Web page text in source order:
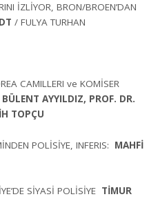
İZLİYOR, BRON/BROEN’DAN
/ FULYA TURHAN
CAMILLERI ve KOMİSER
AYYILDIZ, PROF. DR.
TOPÇU
POLİSİYE, INFERIS: MAHFİ
SİYASİ POLİSİYE TİMUR